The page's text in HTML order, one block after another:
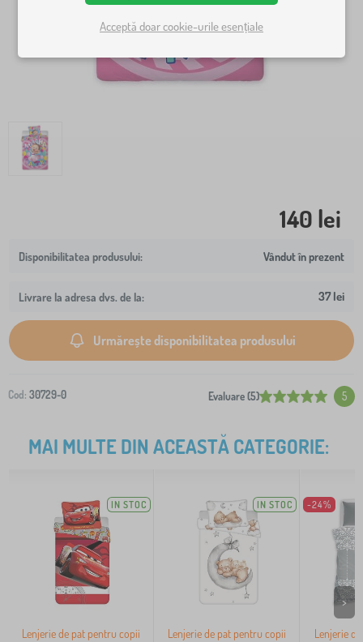
140 lei
Vândut în prezent
Livrare la adresa dvs. de la: 37 lei
Urmărește disponibilitatea produsului
Cod: 30729-0 Evaluare (5) 5
MAI MULTE DIN ACEASTĂ CATEGORIE:
IN STOC
Lenjerie de pat pentru copii
IN STOC
Lenjerie de pat pentru copii
-24%
Lenjerie
>
Acceptă doar cookie-urile esențiale